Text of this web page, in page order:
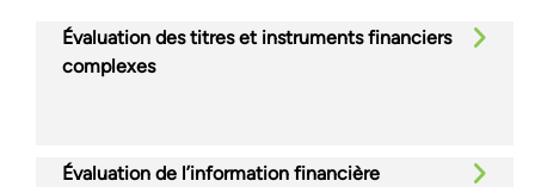
Évaluation des titres et instruments financiers
complexes
Évaluation de l’information financière